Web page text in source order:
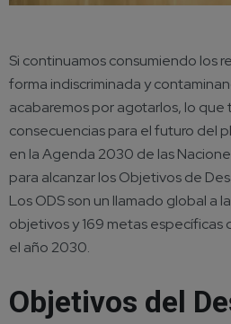
Si continuamos consumiendo los
forma indiscriminada y
acabaremos por agotarlos, lo que
consecuencias para el futuro del
en la Agenda 2030 de las
para alcanzar los Objetivos de
Los ODS son un llamado global a
objetivos y 169 metas específicas
el año 2030.
Objetivos del